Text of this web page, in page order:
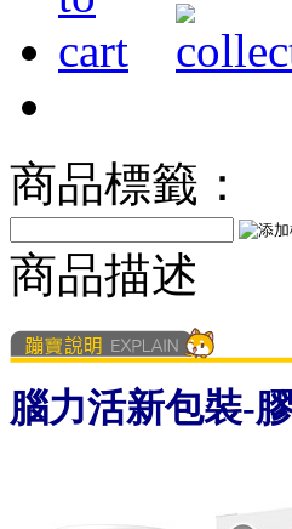
商品標籤：
商品描述
腦力活新包裝-